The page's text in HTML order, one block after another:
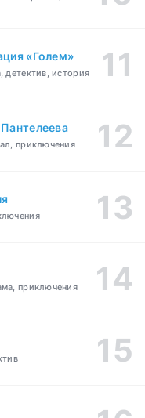
«Голем»
детектив, история
приключения
приключения